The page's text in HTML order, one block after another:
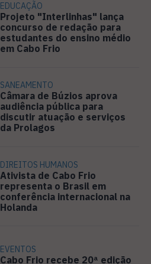
EDUCAÇÃO
Projeto "Interlinhas" lança
concurso de redação para
estudantes do ensino médio
em Cabo Frio
SANEAMENTO
Câmara de Búzios aprova
audiência pública para
discutir atuação e serviços
da Prolagos
DIREITOS HUMANOS
Ativista de Cabo Frio
representa o Brasil em
conferência internacional na
Holanda
EVENTOS
Cabo Frio recebe 20ª edição